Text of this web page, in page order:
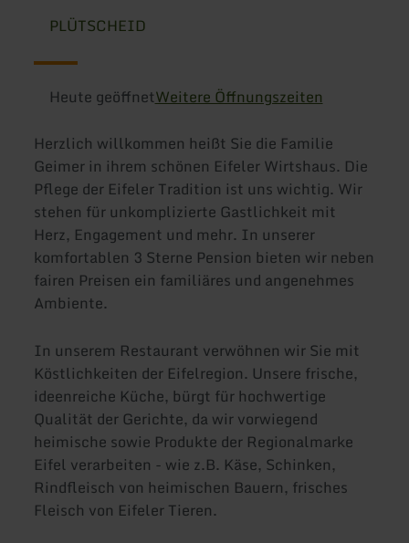
PLÜTSCHEID
Heute geöffnetWeitere Öffnungszeiten
Herzlich willkommen heißt Sie die Familie
Geimer in ihrem schönen Eifeler Wirtshaus. Die
Pflege der Eifeler Tradition ist uns wichtig. Wir
stehen für unkomplizierte Gastlichkeit mit
Herz, Engagement und mehr. In unserer
komfortablen 3 Sterne Pension bieten wir neben
fairen Preisen ein familiäres und angenehmes
Ambiente.
In unserem Restaurant verwöhnen wir Sie mit
Köstlichkeiten der Eifelregion. Unsere frische,
ideenreiche Küche, bürgt für hochwertige
Qualität der Gerichte, da wir vorwiegend
heimische sowie Produkte der Regionalmarke
Eifel verarbeiten - wie z.B. Käse, Schinken,
Rindfleisch von heimischen Bauern, frisches
Fleisch von Eifeler Tieren.